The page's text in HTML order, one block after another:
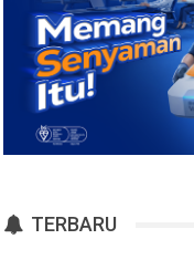
TERBARU